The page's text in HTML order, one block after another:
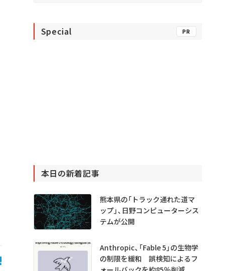
Special PR
本日の新着記事
熊本県の「トラック通れた道マ
ップ」、日野コンピューターシス
テムが公開
Anthropic、「Fable 5」の生物学
の制限を緩和 誤検知によるフ